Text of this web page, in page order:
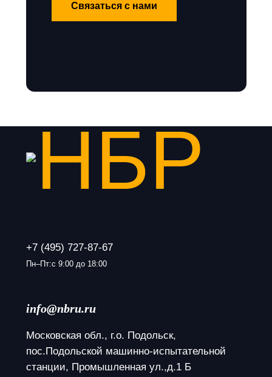
Связаться с нами
+7 (495) 727-87-67
Пн–Пт:с 9:00 до 18:00
info@nbru.ru
Московская обл., г.о. Подольск,
пос.Подольской машинно-испытательной
станции, Промышленная ул.,д.1 Б